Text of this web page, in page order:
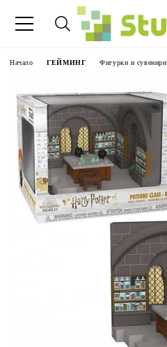
Начало ГЕЙМИНГ Фигурки и сувенири